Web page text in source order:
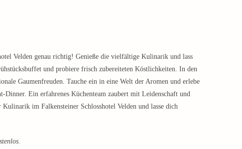
Velden genau richtig! Genieße die vielfältige Kulinarik und lass
und probiere frisch zubereiteten Köstlichkeiten. In den
Gaumenfreuden. Tauche ein in eine Welt der Aromen und erlebe
Ein erfahrenes Küchenteam zaubert mit Leidenschaft und
im Falkensteiner Schlosshotel Velden und lasse dich